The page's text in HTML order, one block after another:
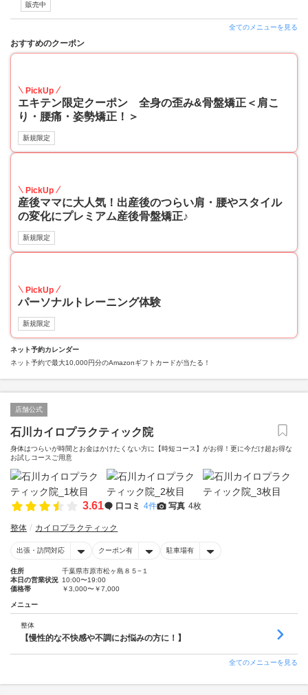
販売中
全てのメニューを見る
おすすめのクーポン
PickUp
エキテン限定クーポン 全身の歪み&骨盤矯正＜肩こ
り・腰痛・姿勢矯正！＞
新規限定
PickUp
産後ママに大人気！出産後のつらい肩・腰やスタイル
の変化にプレミアム産後骨盤矯正♪
新規限定
PickUp
パーソナルトレーニング体験
新規限定
ネット予約カレンダー
ネット予約で最大10,000円分のAmazonギフトカードが当たる！
店舗公式
石川カイロプラクティック院
身体はつらいが時間とお金はかけたくない方に【時短コース】がお得！更に今だけ超お得な
お試しコースご用意
3.61 口コミ 4件 写真 4枚
整体 カイロプラクティック
出張・訪問対応 クーポン有 駐車場有
住所
千葉県市原市松ヶ島８５−１
本日の営業状況 10:00〜19:00
価格帯
￥3,000〜￥7,000
メニュー
整体
【慢性的な不快感や不調にお悩みの方に！】
全てのメニューを見る